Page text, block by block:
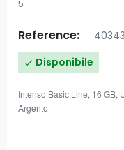
5
Reference:
 Disponibile
Intenso Basic Line, 16 GB,
Argento